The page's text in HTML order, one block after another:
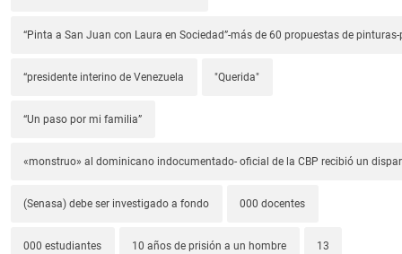
“Pinta a San Juan con Laura en Sociedad”-más de 60 propuestas de
“presidente interino de Venezuela "Querida"
“Un paso por mi familia”
«monstruo» al dominicano indocumentado- oficial de la CBP recibió un
(Senasa) debe ser investigado a fondo 000 docentes
000 estudiantes 10 años de prisión a un hombre 13